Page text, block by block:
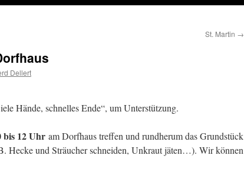
St. Martin →
Dellert
Hände, schnelles Ende“, um Unterstützung.
bis 12 Uhr am Dorfhaus treffen und rundherum das Grundstück
Hecke und Sträucher schneiden, Unkraut jäten…). Wir können